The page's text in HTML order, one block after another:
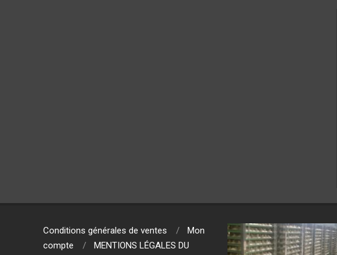
Conditions générales de ventes
Mon
compte
MENTIONS LÉGALES DU